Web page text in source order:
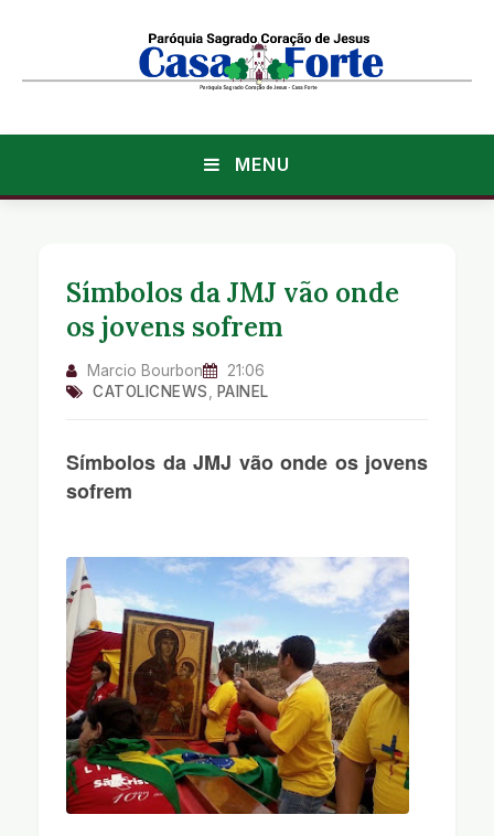
MENU
Símbolos da JMJ vão onde
os jovens sofrem
Marcio Bourbon
21:06
CATOLICNEWS
PAINEL
Símbolos da JMJ vão onde os jovens
sofrem